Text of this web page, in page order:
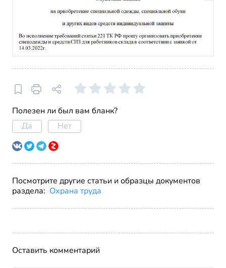
Полезен ли был вам бланк?
Да
Нет
Посмотрите другие статьи и образцы документов
раздела: Охрана труда
Оставить комментарий